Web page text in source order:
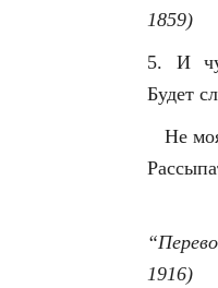
1859)
5. И
Будет
Не
1916)